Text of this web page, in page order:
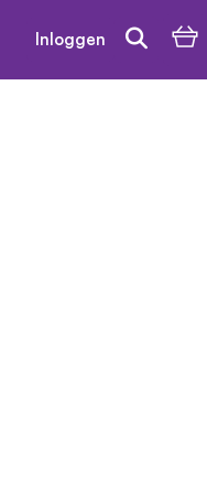
Inloggen